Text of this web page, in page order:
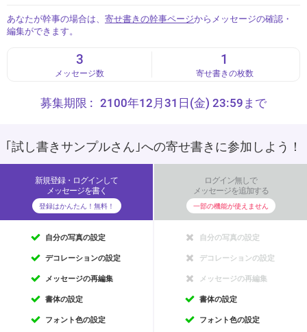
あなたが幹事の場合は、 寄せ書きの幹事ページからメッセージの確認・
編集ができます。
3
メッセージ数
1
寄せ書きの枚数
募集期限 : 2100年12月31日(金) 23:59まで
｢試し書きサンプルさん｣への寄せ書きに参加しよう！
新規登録・ログインして
メッセージを書く
登録はかんたん！無料！
自分の写真の設定
デコレーションの設定
メッセージの再編集
書体の設定
フォント色の設定
ログイン無しで
メッセージを追加する
一部の機能が使えません
自分の写真の設定
デコレーションの設定
メッセージの再編集
書体の設定
フォント色の設定